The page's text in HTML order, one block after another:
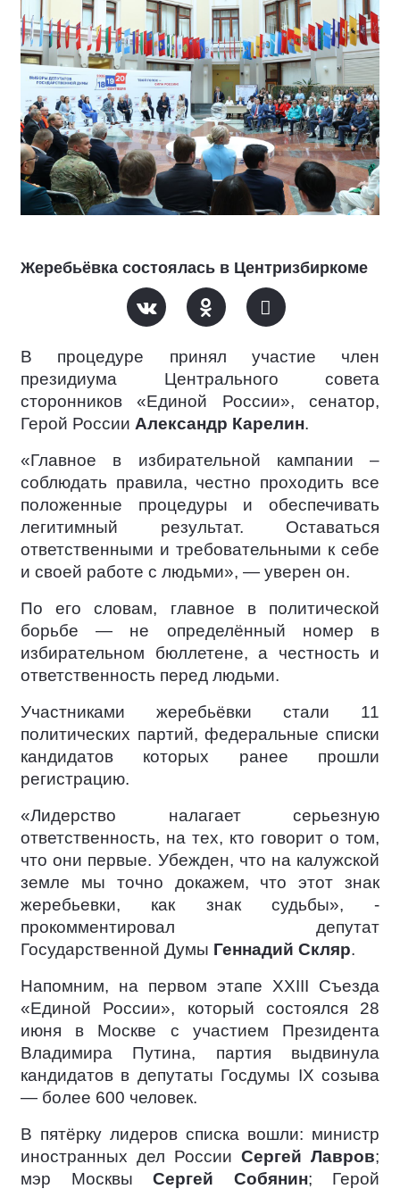
Жеребьёвка состоялась в Центризбиркоме
В процедуре принял участие член
президиума Центрального совета
сторонников «Единой России», сенатор,
Герой России Александр Карелин.
«Главное в избирательной кампании –
соблюдать правила, честно проходить все
положенные процедуры и обеспечивать
легитимный результат. Оставаться
ответственными и требовательными к себе
и своей работе с людьми», — уверен он.
По его словам, главное в политической
борьбе — не определённый номер в
избирательном бюллетене, а честность и
ответственность перед людьми.
Участниками жеребьёвки стали 11
политических партий, федеральные списки
кандидатов которых ранее прошли
регистрацию.
«Лидерство налагает серьезную
ответственность, на тех, кто говорит о том,
что они первые. Убежден, что на калужской
земле мы точно докажем, что этот знак
жеребьевки, как знак судьбы», -
прокомментировал депутат
Государственной Думы Геннадий Скляр.
Напомним, на первом этапе XXIII Съезда
«Единой России», который состоялся 28
июня в Москве с участием Президента
Владимира Путина, партия выдвинула
кандидатов в депутаты Госдумы IX созыва
— более 600 человек.
В пятёрку лидеров списка вошли: министр
иностранных дел России Сергей Лавров;
мэр Москвы Сергей Собянин; Герой